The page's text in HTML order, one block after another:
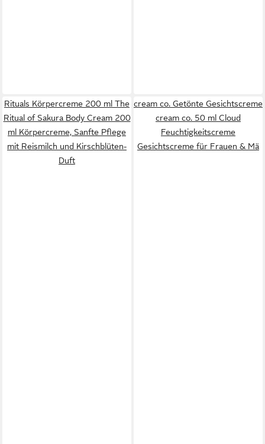
Rituals Körpercreme 200 ml The
Ritual of Sakura Body Cream 200
ml Körpercreme, Sanfte Pflege
mit Reismilch und Kirschblüten-
Duft
cream co. Getönte Gesichtscreme
cream co. 50 ml Cloud
Feuchtigkeitscreme
Gesichtscreme für Frauen & Mä